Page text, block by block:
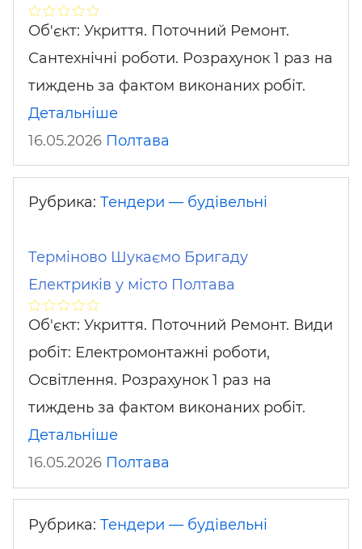
Об'єкт: Укриття. Поточний Ремонт.
Сантехнічні роботи. Розрахунок 1 раз на
тиждень за фактом виконаних робіт.
Детальніше
16.05.2026 Полтава
Рубрика: Тендери — будівельні
Терміново Шукаємо Бригаду
Електриків у місто Полтава
Об'єкт: Укриття. Поточний Ремонт. Види
робіт: Електромонтажні роботи,
Освітлення. Розрахунок 1 раз на
тиждень за фактом виконаних робіт.
Детальніше
16.05.2026 Полтава
Рубрика: Тендери — будівельні